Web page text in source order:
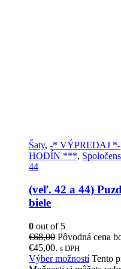
Šaty, -* VÝPREDAJ *-
HODÍN ***,
44
(veľ. 42 a 44)
biele
0 out of 5
€68,00 Pôvodná cena
€45,00. s DPH
Výber možností Tento